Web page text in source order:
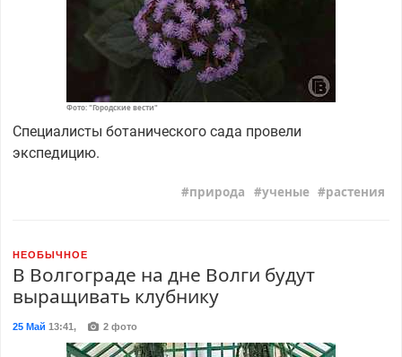
Фото: "Городские вести"
Специалисты ботанического сада провели
экспедицию.
природа ученые растения
НЕОБЫЧНОЕ
В Волгограде на дне Волги будут
выращивать клубнику
25 Май 13:41, 2 фото